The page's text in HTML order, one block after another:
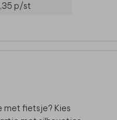
p/st
met fietsje? Kies